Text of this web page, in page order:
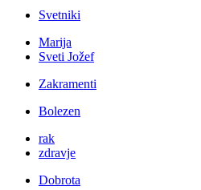
Svetniki
Marija
Sveti Jožef
Zakramenti
Bolezen
rak
zdravje
Dobrota